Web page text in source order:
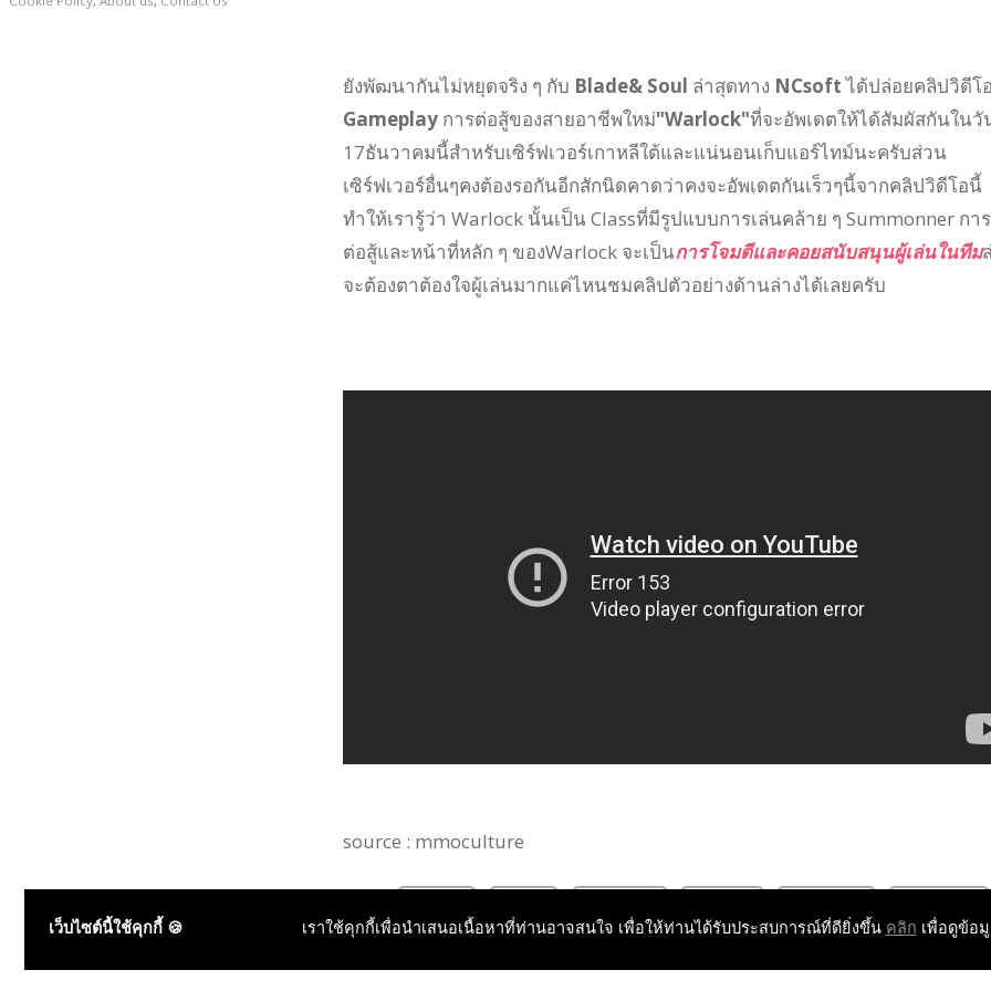
ยังพัฒนากันไม่หยุดจริง ๆ กับ Blade& Soul ล่าสุดทาง NCsoftได้ปล่อยคลิปวิดีโอ
Gameplayการต่อสู้ของสายอาชีพใหม่"Warlock"ที่จะอัพเดตให้ได้สัมผัสกันในวั
17ธันวาคมนี้สำหรับเซิร์ฟเวอร์เกาหลีใต้และแน่นอนเก็บแอร์ไทม์นะครับส่วน
เซิร์ฟเวอร์อื่นๆคงต้องรอกันอีกสักนิดคาดว่าคงจะอัพเดตกันเร็วๆนี้จากคลิปวิดีโอนี้
ทำให้เรารู้ว่า Warlock นั้นเป็น Classที่มีรูปแบบการเล่นคล้าย ๆ Summonner การ
ต่อสู้และหน้าที่หลัก ๆ ของWarlock จะเป็นการโจมตีและคอยสนับสนุนผู้เล่นในทีม
จะต้องตาต้องใจผู้เล่นมากแค่ไหนชมคลิปตัวอย่างด้านล่างได้เลยครับ
source : mmoculture
เว็บไซต์นี้ใช้คุกกี้ 🍪 เราใช้คุกกี้เพื่อนำเสนอเนื้อหาที่ท่านอาจสนใจ เพื่อให้ท่านได้รับประสบการณ์ที่ดียิ่งขึ้น คลิก เพื่อดูข้อ